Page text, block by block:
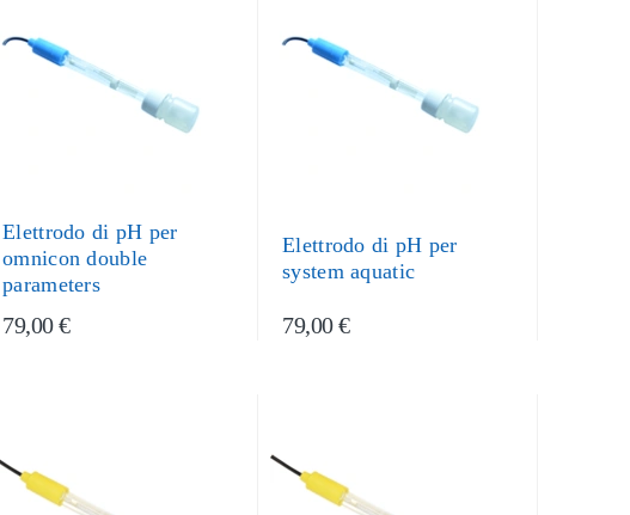
Elettrodo di pH per
omnicon double
parameters
79,00 €
Elettrodo di pH per
system aquatic
79,00 €